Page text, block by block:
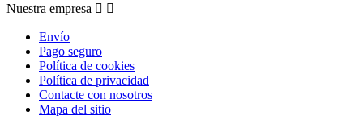
Nuestra empresa  
Envío
Pago seguro
Política de cookies
Política de privacidad
Contacte con nosotros
Mapa del sitio